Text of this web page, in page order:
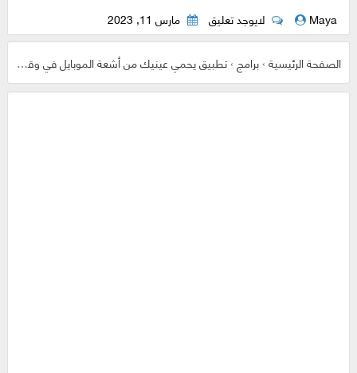
Maya لايوجد تعليق مارس 11, 2023
الصفحة الرئيسية›برامج›تطبيق يحمي عينيك من أشعة الموبايل في وقت النوم